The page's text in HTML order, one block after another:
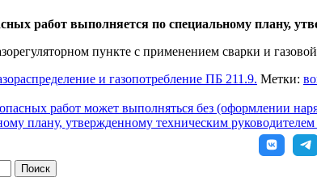
работ выполняется по специальному плану,
пункте с применением сварки и
и газопотребление ПБ 211.9. Метки:
работ может выполняться без (оформлении
плану, утвержденному техническим руководителем